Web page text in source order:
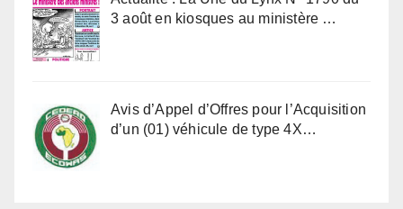
3 août en kiosques au ministère …
Avis d’Appel d’Offres pour l’Acquisition
d’un (01) véhicule de type 4X…